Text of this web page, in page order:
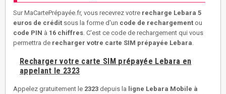
Sur MaCartePrépayée.fr, vous recevrez votre recharge Lebara 5
euros de crédit sous la forme d'un code de rechargement ou
code PIN à 16 chiffres . C'est ce code de rechargement qui vous
permettra de recharger votre carte SIM prépayée Lebara
Recharger votre carte SIM prépayée Lebara en
appelant le 2323
Appelez gratuitement le 2323 depuis la ligne Lebara Mobile à